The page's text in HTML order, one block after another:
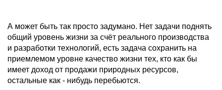
А может быть так просто задумано. Нет задачи поднять
общий уровень жизни за счёт реального производства
и разработки технологий, есть задача сохранить на
приемлемом уровне качество жизни тех, кто как бы
имеет доход от продажи природных ресурсов,
остальные как - нибудь перебьются.